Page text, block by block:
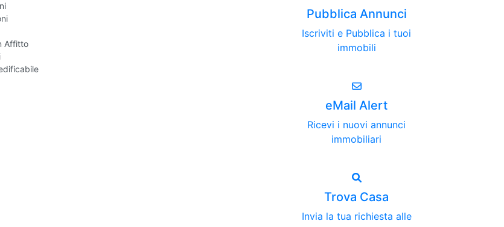
Affitto
Pubblica Annunci
Iscriviti e Pubblica i tuoi
immobili
eMail Alert
Ricevi i nuovi annunci
immobiliari
Trova Casa
Invia la tua richiesta alle